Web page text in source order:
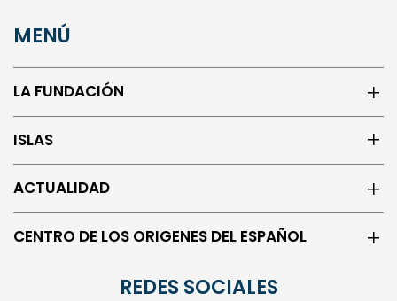
LA FUNDACIÓN
ISLAS
ACTUALIDAD
CENTRO DE LOS ORIGENES DEL ESPAÑOL